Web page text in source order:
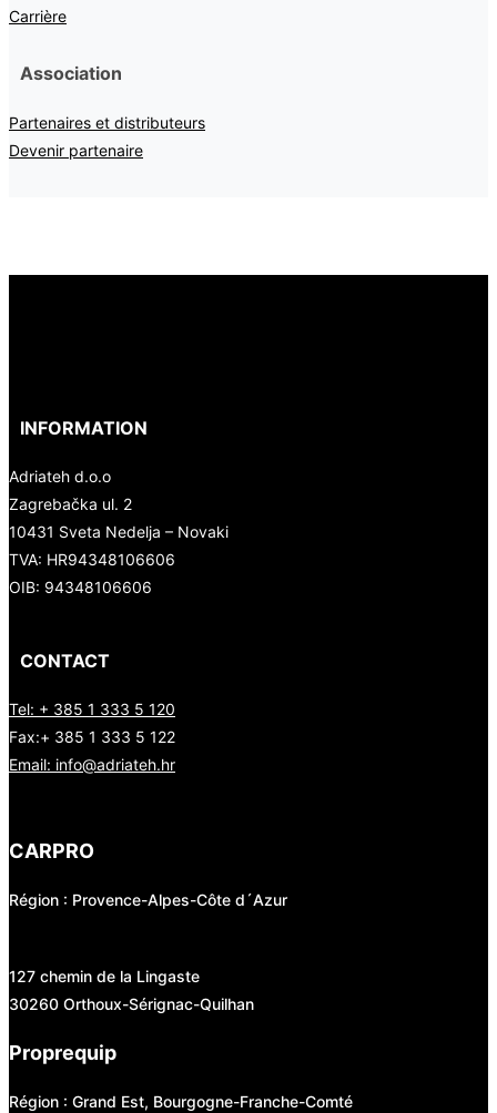
Carrière
Association
Partenaires et distributeurs
Devenir partenaire
INFORMATION
Adriateh d.o.o
Zagrebačka ul. 2
10431 Sveta Nedelja – Novaki
TVA: HR94348106606
OIB: 94348106606
CONTACT
Tel: + 385 1 333 5 120
Fax:+ 385 1 333 5 122
Email: info@adriateh.hr
CARPRO
Région : Provence-Alpes-Côte d´Azur
127 chemin de la Lingaste
30260 Orthoux-Sérignac-Quilhan
Proprequip
Région : Grand Est, Bourgogne-Franche-Comté